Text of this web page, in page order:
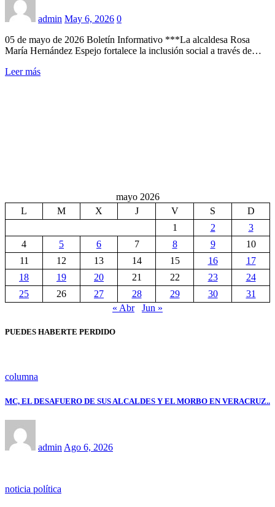
admin May 6, 2026 0
05 de mayo de 2026 Boletín Informativo ***La alcaldesa Rosa
María Hernández Espejo fortalece la inclusión social a través de…
Leer más
mayo 2026
L
M X J V S
D
1
2
3
4
5 6 7 8 9
10
11
12 13 14 15 16
17
18
19 20 21 22 23
24
25
26 27 28 29 30
31
« Abr
Jun »
PUEDES HABERTE PERDIDO
columna
MC, EL DESAFUERO DE SUS ALCALDES Y EL MORBO EN VERACRUZ..
admin Ago 6, 2026
noticia política